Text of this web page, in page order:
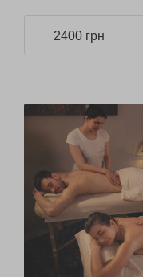
2400 грн